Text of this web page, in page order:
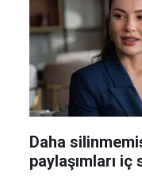
Daha
paylaşımları iç